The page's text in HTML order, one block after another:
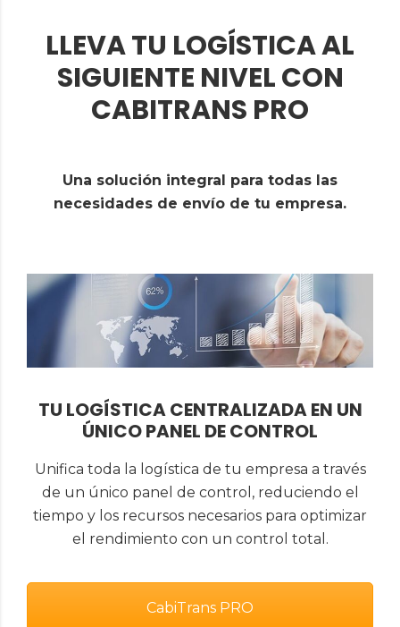
LLEVA TU LOGÍSTICA AL
SIGUIENTE NIVEL CON
CABITRANS PRO
Una solución integral para todas las
necesidades de envío de tu empresa.
TU LOGÍSTICA CENTRALIZADA EN UN
ÚNICO PANEL DE CONTROL
Unifica toda la logística de tu empresa a través
de un único panel de control, reduciendo el
tiempo y los recursos necesarios para optimizar
el rendimiento con un control total.
CabiTrans PRO